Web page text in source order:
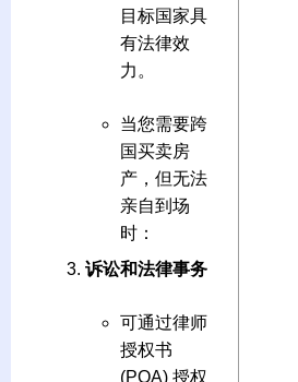
目标国家具
有法律效
力。
当您需要跨
国买卖房
产，但无法
亲自到场
时：
诉讼和法律事务
可通过律师
授权书
(POA) 授权